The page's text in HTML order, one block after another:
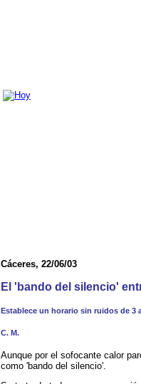
Cáceres, 22/06/03
El 'bando del silencio'
Establece un horario sin ruidos de 3
C. M.
Aunque por el sofocante calor
como 'bando del silencio'.